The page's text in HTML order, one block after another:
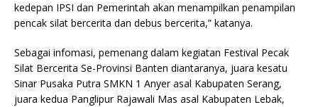
kedepan IPSI dan Pemerintah akan menampilkan penampilan
pencak silat bercerita dan debus bercerita,” katanya.
Sebagai infomasi, pemenang dalam kegiatan Festival Pecak
Silat Bercerita Se-Provinsi Banten diantaranya, juara kesatu
Sinar Pusaka Putra SMKN 1 Anyer asal Kabupaten Serang,
juara kedua Panglipur Rajawali Mas asal Kabupaten Lebak,